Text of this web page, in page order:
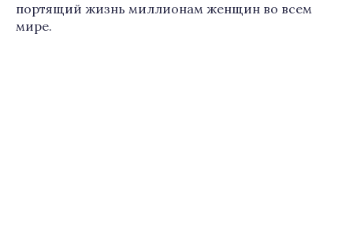
портящий жизнь миллионам женщин во всем
мире.